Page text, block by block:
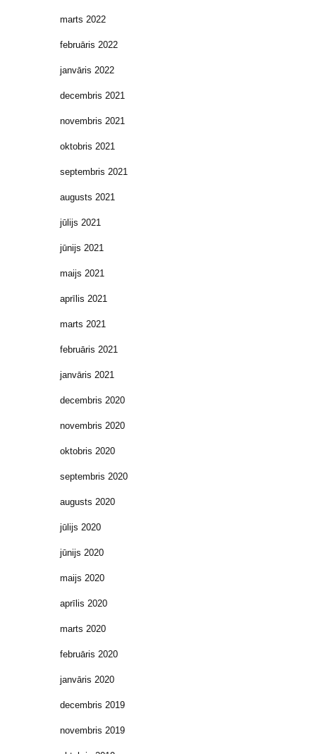
marts 2022
februāris 2022
janvāris 2022
decembris 2021
novembris 2021
oktobris 2021
septembris 2021
augusts 2021
jūlijs 2021
jūnijs 2021
maijs 2021
aprīlis 2021
marts 2021
februāris 2021
janvāris 2021
decembris 2020
novembris 2020
oktobris 2020
septembris 2020
augusts 2020
jūlijs 2020
jūnijs 2020
maijs 2020
aprīlis 2020
marts 2020
februāris 2020
janvāris 2020
decembris 2019
novembris 2019